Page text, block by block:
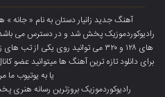
آهنگ جدید زانیار دستان به نام « جانه
رادیوکوردموزیک پخش شد و در دسترس می
های ۱۲۸ و ۳۲۰ می توانید روی یکی
برای دانلود تازه ترین آهنگ ها میتوانید عضو
یا به یوتیوب ما
رادیوکوردموزیک بروزترین رسانه هنری